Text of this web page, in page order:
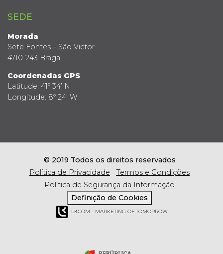
SEDE
Morada
Sete Fontes – São Victor
4710-243 Braga
Coordenadas GPS
Latitude: 41º 34’ N
Longitude: 8º 24’ W
© 2019 Todos os direitos reservados
Política de Privacidade
Termos e Condições
Política de Segurança da Informação
Definição de Cookies
LKCOM - MARKETING OF TOMORROW